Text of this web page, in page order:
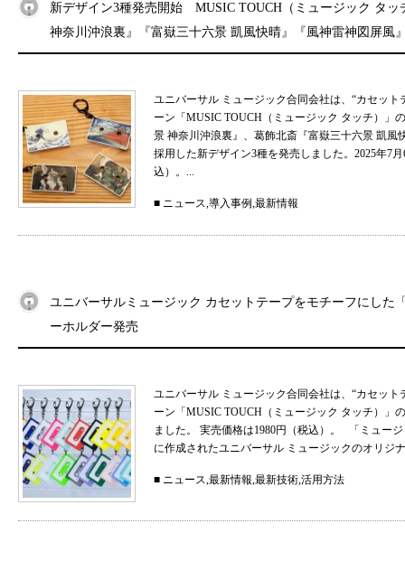
新デザイン3種発売開始 MUSIC TOUCH（ミュージック タッ
神奈川沖浪裏』『富嶽三十六景 凱風快晴』『風神雷神図屏風
ユニバーサル ミュージック合同会社は、“カセッ
ーン「MUSIC TOUCH（ミュージック タッチ）」
景 神奈川沖浪裏』、葛飾北斎『富嶽三十六景 凱
採用した新デザイン3種を発売しました。2025年7
込）。...
■ ニュース,導入事例,最新情報
ユニバーサルミュージック カセットテープをモチーフにした
ーホルダー発売
ユニバーサル ミュージック合同会社は、“カセッ
ーン「MUSIC TOUCH（ミュージック タッチ）」
ました。 実売価格は1980円（税込）。 「ミュー
に作成されたユニバーサル ミュージックのオリジ
■ ニュース,最新情報,最新技術,活用方法